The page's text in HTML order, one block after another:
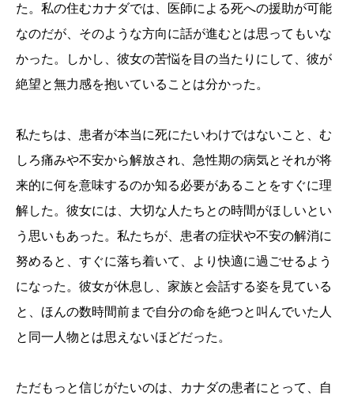
た。私の住むカナダでは、医師による死への援助が可能
なのだが、そのような方向に話が進むとは思ってもいな
かった。しかし、彼女の苦悩を目の当たりにして、彼が
絶望と無力感を抱いていることは分かった。
私たちは、患者が本当に死にたいわけではないこと、む
しろ痛みや不安から解放され、急性期の病気とそれが将
来的に何を意味するのか知る必要があることをすぐに理
解した。彼女には、大切な人たちとの時間がほしいとい
う思いもあった。私たちが、患者の症状や不安の解消に
努めると、すぐに落ち着いて、より快適に過ごせるよう
になった。彼女が休息し、家族と会話する姿を見ている
と、ほんの数時間前まで自分の命を絶つと叫んでいた人
と同一人物とは思えないほどだった。
ただもっと信じがたいのは、カナダの患者にとって、自